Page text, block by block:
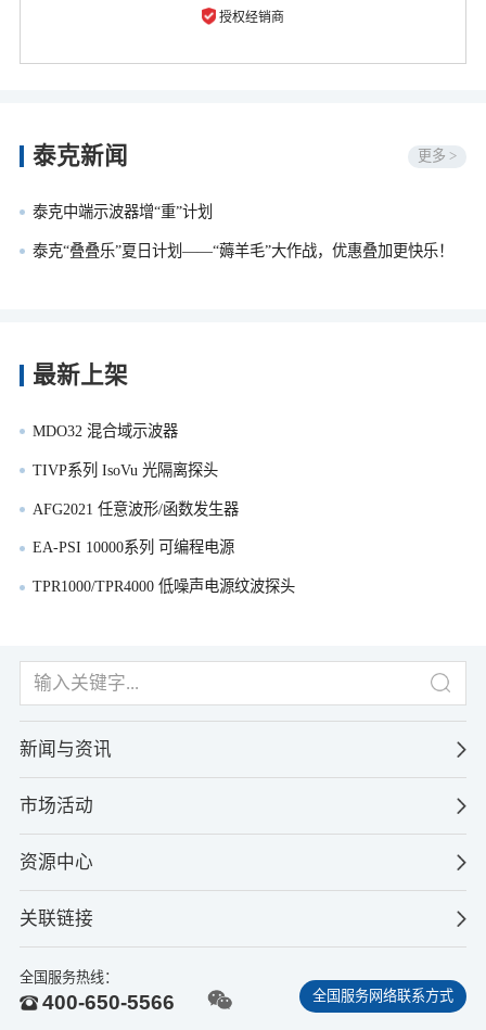
授权经销商
泰克新闻 更多 >
泰克中端示波器增“重”计划
泰克“叠叠乐”夏日计划——“薅羊毛”大作战，优惠叠加更快乐！
最新上架
MDO32 混合域示波器
TIVP系列 IsoVu 光隔离探头
AFG2021 任意波形/函数发生器
EA-PSI 10000系列 可编程电源
TPR1000/TPR4000 低噪声电源纹波探头
新闻与资讯
市场活动
资源中心
关联链接
全国服务热线：
400-650-5566 全国服务网络联系方式